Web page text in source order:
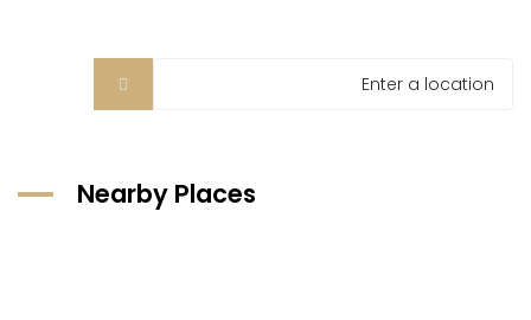
Nearby Places